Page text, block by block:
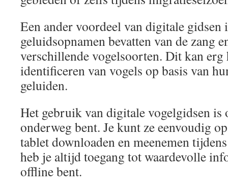
Een ander voordeel van digitale gidsen
geluidsopnamen bevatten van de zang
verschillende vogelsoorten. Dit kan
identificeren van vogels op basis van
geluiden.
Het gebruik van digitale vogelgidsen is
onderweg bent. Je kunt ze eenvoudig
tablet downloaden en meenemen
heb je altijd toegang tot waardevolle
offline bent.